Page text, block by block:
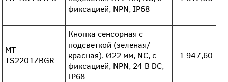
фиксацией, NPN, IP68
MT-
TS2201ZBGR
Кнопка сенсорная с
подсветкой (зеленая/
красная), Ø22 мм, NC, с
фиксацией, NPN, 24 В DC,
IP68
1 947,60